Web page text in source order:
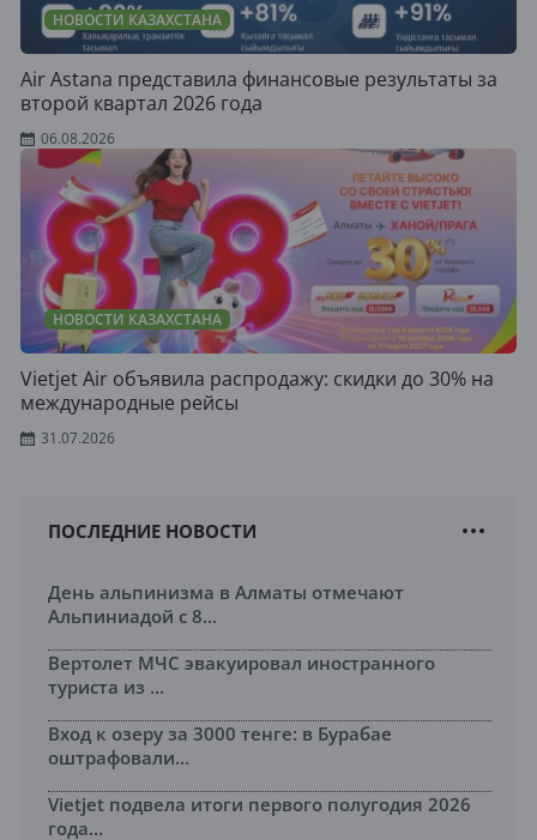
НОВОСТИ КАЗАХСТАНА
Air Astana представила финансовые результаты за
второй квартал 2026 года
06.08.2026
НОВОСТИ КАЗАХСТАНА
Vietjet Air объявила распродажу: скидки до 30% на
международные рейсы
31.07.2026
ПОСЛЕДНИЕ НОВОСТИ
День альпинизма в Алматы отмечают
Альпиниадой с 8...
Вертолет МЧС эвакуировал иностранного
туриста из ...
Вход к озеру за 3000 тенге: в Бурабае
оштрафовали...
Vietjet подвела итоги первого полугодия 2026
года...